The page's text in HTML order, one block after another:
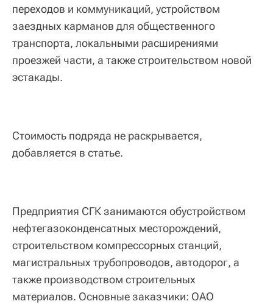
переходов и коммуникаций, устройством
заездных карманов для общественного
транспорта, локальными расширениями
проезжей части, а также строительством новой
эстакады.
Стоимость подряда не раскрывается,
добавляется в статье.
Предприятия СГК занимаются обустройством
нефтегазоконденсатных месторождений,
строительством компрессорных станций,
магистральных трубопроводов, автодорог, а
также производством строительных
материалов. Основные заказчики: ОАО